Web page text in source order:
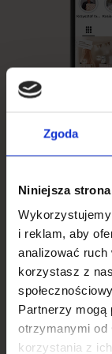
Zgoda
Niniejsza
i reklam, aby
analizować
korzystasz z
Partnerzy mogą
otrzymanymi od
korzystania z ich
Zaobserwuj
bieżąco z